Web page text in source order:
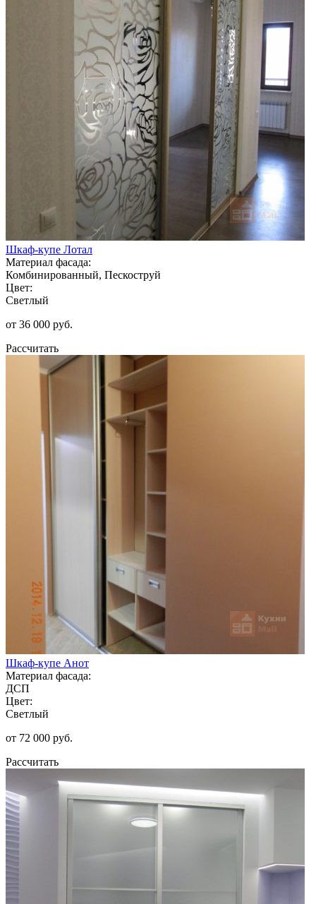
Шкаф-купе Лотал
Материал фасада:
Комбинированный, Пескоструй
Цвет:
Светлый
от 36 000 руб.
Рассчитать
Шкаф-купе Анот
Материал фасада:
ДСП
Цвет:
Светлый
от 72 000 руб.
Рассчитать